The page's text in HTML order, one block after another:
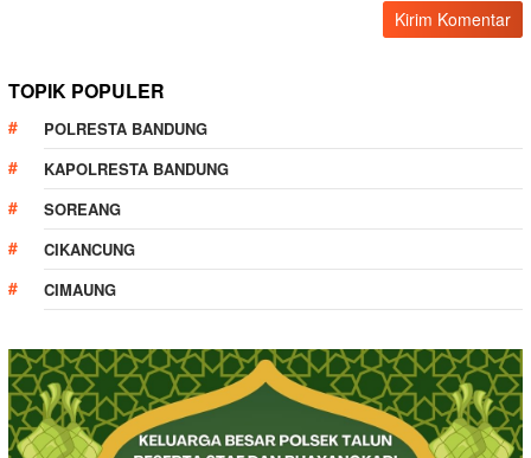
TOPIK POPULER
POLRESTA BANDUNG
KAPOLRESTA BANDUNG
SOREANG
CIKANCUNG
CIMAUNG